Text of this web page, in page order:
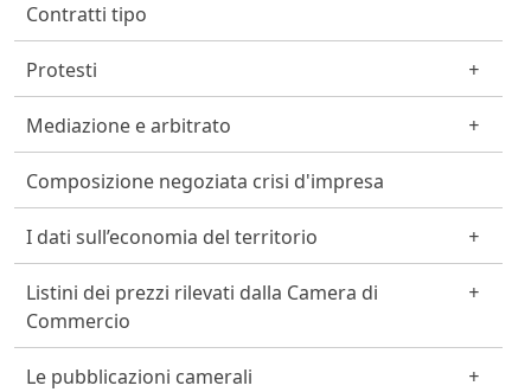
Contratti tipo
Protesti
Mediazione e arbitrato
Composizione negoziata crisi d'impresa
I dati sull’economia del territorio
Listini dei prezzi rilevati dalla Camera di
Commercio
Le pubblicazioni camerali